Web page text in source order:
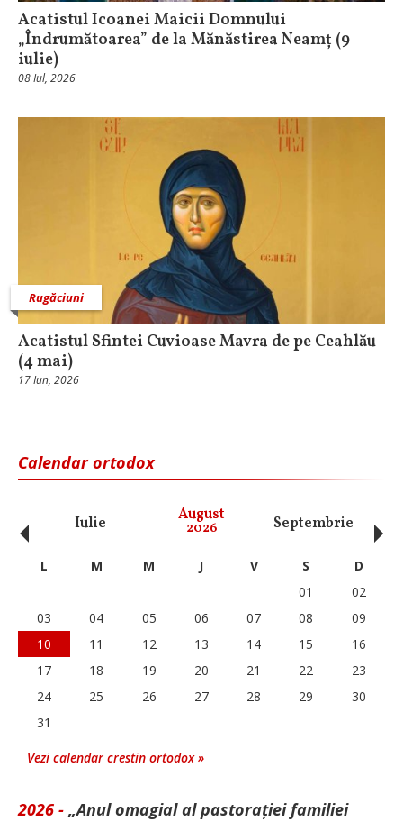
Acatistul Icoanei Maicii Domnului
„Îndrumătoarea” de la Mănăstirea Neamț (9
iulie)
08 Iul, 2026
Rugăciuni
Acatistul Sfintei Cuvioase Mavra de pe Ceahlău
(4 mai)
17 Iun, 2026
Calendar ortodox
Iulie August
2026 Septembrie
‹ L M M J V S
D
01
02
03
04 05 06 07 08
09
10
11 12 13 14 15
16
17
18 19 20 21 22
23
24
25 26 27 28 29
30
31
Vezi calendar crestin ortodox »
2026 - „Anul omagial al pastorației familiei